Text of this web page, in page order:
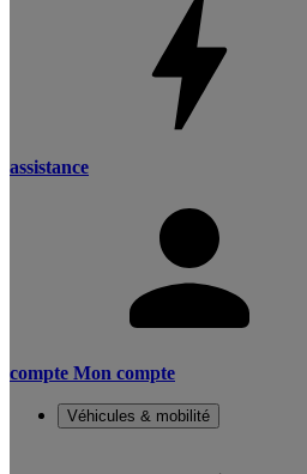
assistance
compte Mon compte
Véhicules & mobilité